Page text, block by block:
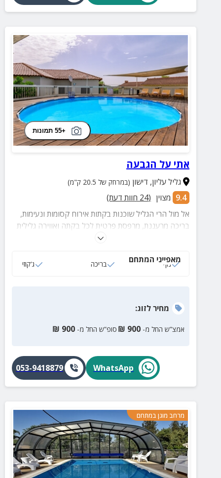
+55 תמונות
אתי על הגבעה
גליל עליון, דישון (במרחק של 20.5 ק"מ)
9.4 מצוין (
24 חוות דעת)
אל מול הרי הגליל שוכנות בקתות אירוח קסומות ונעימות,
בריכה מרעננת, מרפסת פרטית לכל בקתה ואווירה גלילית
מאפייני המתחם
נוף בריכה ג‘קוזי
מחירלזוג:
אמצ”ש החל מ- 900
₪ סופ”ש החל מ- 900
₪
WhatsApp
053-9418879
מרחב מוגן במתחם